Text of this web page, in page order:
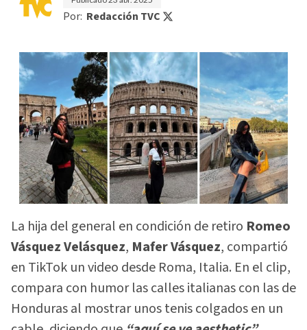
Por: Redacción TVC
La hija del general en condición de retiro Romeo
Vásquez Velásquez, Mafer Vásquez, compartió
en TikTok un video desde Roma, Italia. En el clip,
compara con humor las calles italianas con las de
Honduras al mostrar unos tenis colgados en un